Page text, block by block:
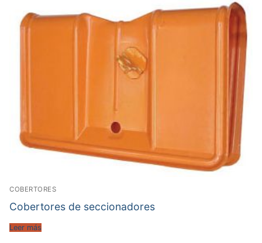
COBERTORES
Cobertores de seccionadores
Leer más